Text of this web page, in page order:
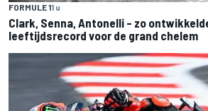
FORMULE 11 u
Clark, Senna, Antonelli – zo
leeftijdsrecord voor de grand chelem